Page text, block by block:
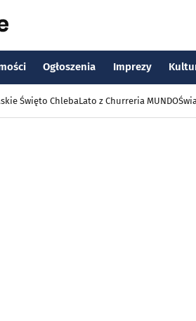
Ogłoszenia Imprezy
Święto ChlebaLato z Churreria MUNDO